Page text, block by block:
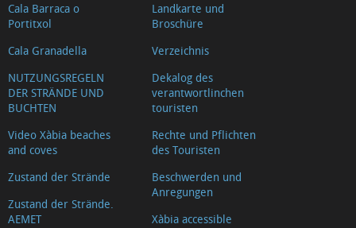
Cala Barraca o
Portitxol
Cala Granadella
NUTZUNGSREGELN
DER STRÄNDE UND
BUCHTEN
Video Xàbia beaches
and coves
Zustand der Strände
Zustand der Strände.
AEMET
Landkarte und
Broschüre
Verzeichnis
Dekalog des
verantwortlinchen
touristen
Rechte und Pflichten
des Touristen
Beschwerden und
Anregungen
Xàbia accessible